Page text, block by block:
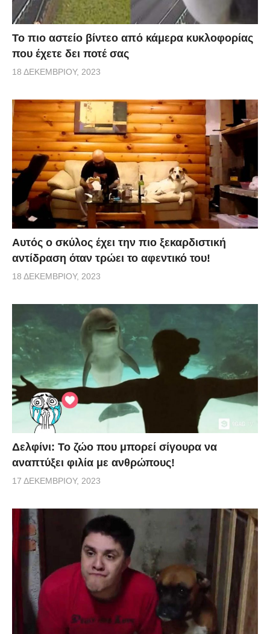
Το πιο αστείο βίντεο από κάμερα κυκλοφορίας
που έχετε δει ποτέ σας
18 ΔΕΚΕΜΒΡΊΟΥ, 2023
Αυτός ο σκύλος έχει την πιο ξεκαρδιστική
αντίδραση όταν τρώει το αφεντικό του!
18 ΔΕΚΕΜΒΡΊΟΥ, 2023
Δελφίνι: Το ζώο που μπορεί σίγουρα να
αναπτύξει φιλία με ανθρώπους!
17 ΔΕΚΕΜΒΡΊΟΥ, 2023